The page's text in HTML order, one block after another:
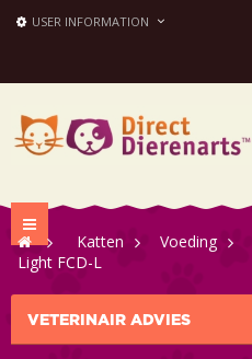
USER INFORMATION
Toggle
navigation
> Katten > Voeding >
Light FCD-L
VETERINAIR ADVIES